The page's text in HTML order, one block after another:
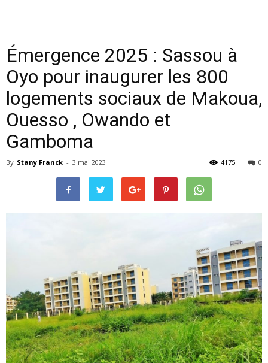
Émergence 2025 : Sassou à
Oyo pour inaugurer les 800
logements sociaux de Makoua,
Ouesso , Owando et
Gamboma
By Stany Franck - 3 mai 2023 0
4175